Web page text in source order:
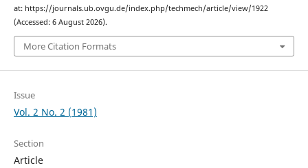
at: https://journals.ub.ovgu.de/index.php/techmech/article/view/1922
(Accessed: 6 August 2026).
More Citation Formats
Issue
Vol. 2 No. 2 (1981)
Section
Article